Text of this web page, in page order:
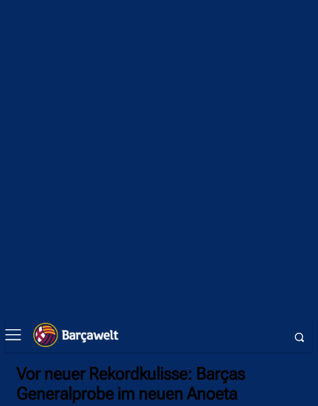
Vor neuer Rekordkulisse: Barças
Generalprobe im neuen Anoeta